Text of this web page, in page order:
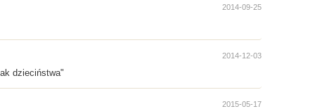
2014-09-25
2014-12-03
dzieciństwa"
2015-05-17